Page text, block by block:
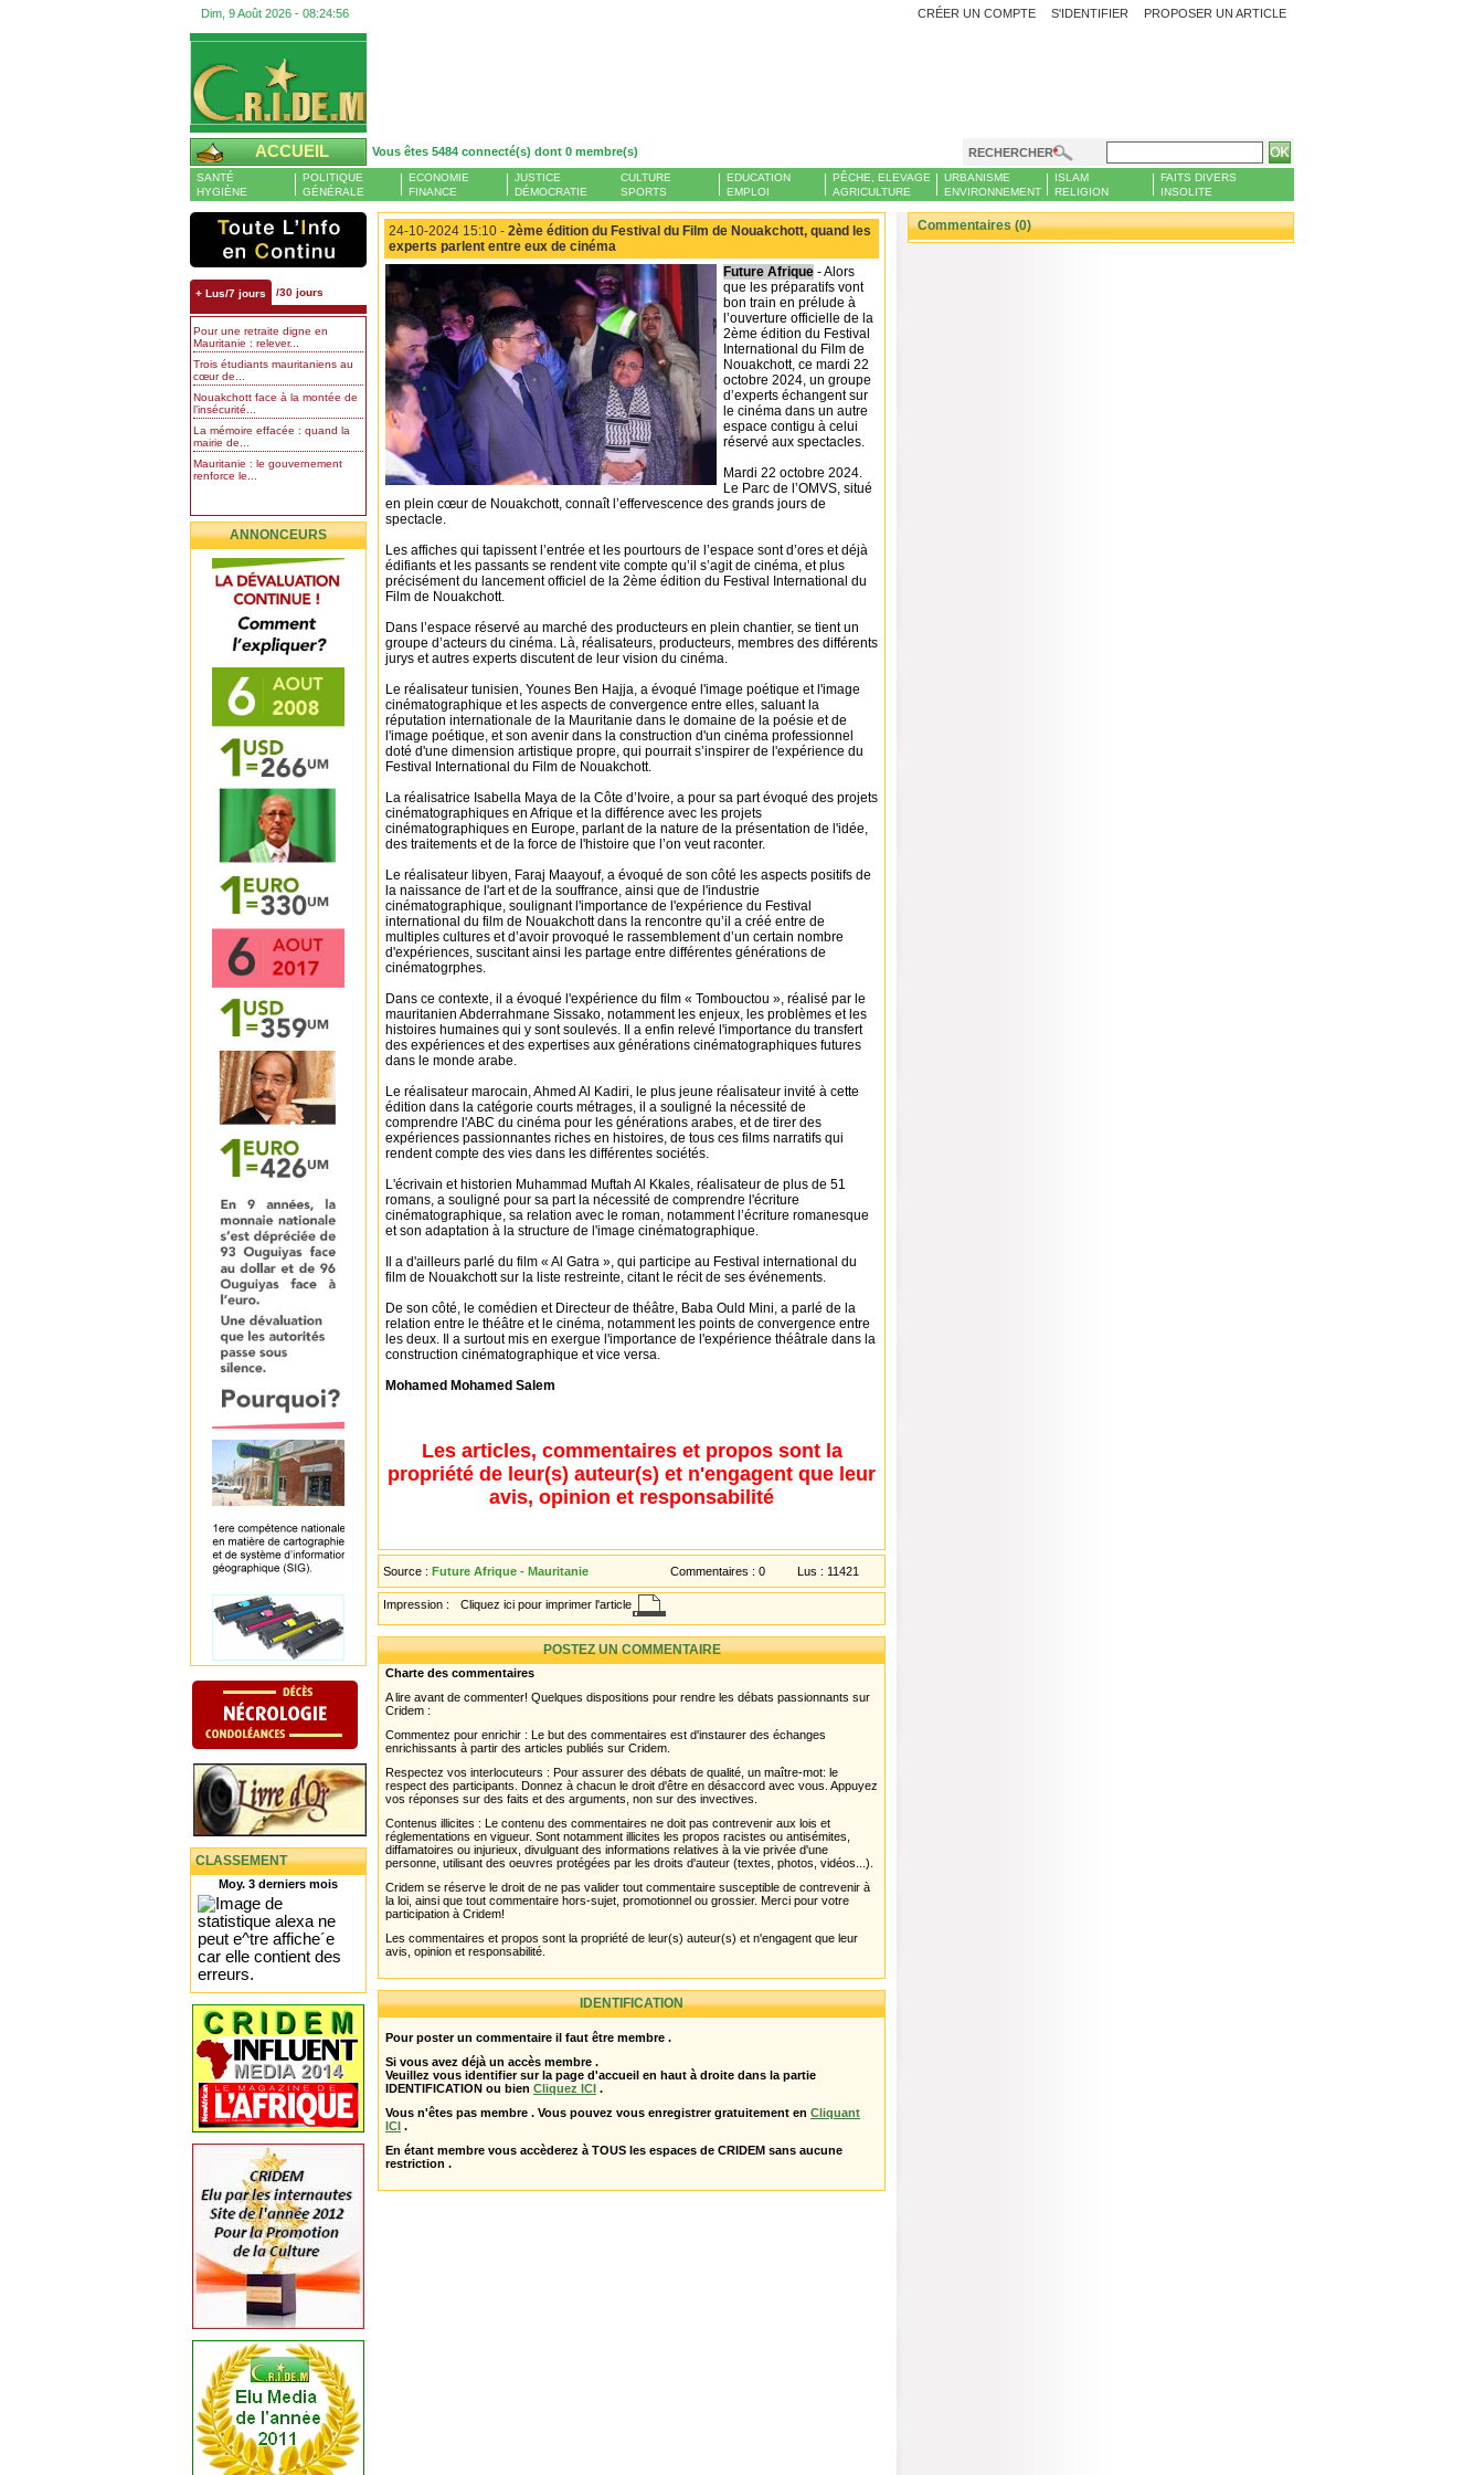
Dim, 9 Août 2026 - 08:24:57 PROPOSER UN ARTICLE
CRÉER UN COMPTE S'IDENTIFIER
ACCUEIL Vous êtes 5484 connecté(s) dont 0 membre(s) RECHERCHER
SANTÉ
HYGIÈNE
POLITIQUE
GÉNÉRALE
ECONOMIE
FINANCE
JUSTICE
DÉMOCRATIE
CULTURE
SPORTS
EDUCATION
EMPLOI
PÊCHE, ELEVAGE
AGRICULTURE
URBANISME
ENVIRONNEMENT
ISLAM
RELIGION
FAITS DIVERS
INSOLITE
+ Lus/7 jours /30 jours
Pour une retraite digne en
Mauritanie : relever...
Trois étudiants mauritaniens au
cœur de...
Nouakchott face à la montée de
l’insécurité...
La mémoire effacée : quand la
mairie de...
Mauritanie : le gouvernement
renforce le...
ANNONCEURS
CLASSEMENT
Moy. 3 derniers mois
24-10-2024 15:10 - 2ème édition du Festival du Film de Nouakchott, quand les
experts parlent entre eux de cinéma
Future Afrique - Alors
que les préparatifs vont
bon train en prélude à
l’ouverture officielle de la
2ème édition du Festival
International du Film de
Nouakchott, ce mardi 22
octobre 2024, un groupe
d’experts échangent sur
le cinéma dans un autre
espace contigu à celui
réservé aux spectacles.
Mardi 22 octobre 2024.
Le Parc de l’OMVS, situé
en plein cœur de Nouakchott, connaît l’effervescence des grands jours de
spectacle.
Les affiches qui tapissent l’entrée et les pourtours de l’espace sont d’ores et déjà
édifiants et les passants se rendent vite compte qu’il s’agit de cinéma, et plus
précisément du lancement officiel de la 2ème édition du Festival International du
Film de Nouakchott.
Dans l’espace réservé au marché des producteurs en plein chantier, se tient un
groupe d’acteurs du cinéma. Là, réalisateurs, producteurs, membres des différents
jurys et autres experts discutent de leur vision du cinéma.
Le réalisateur tunisien, Younes Ben Hajja, a évoqué l'image poétique et l'image
cinématographique et les aspects de convergence entre elles, saluant la
réputation internationale de la Mauritanie dans le domaine de la poésie et de
l'image poétique, et son avenir dans la construction d'un cinéma professionnel
doté d'une dimension artistique propre, qui pourrait s’inspirer de l'expérience du
Festival International du Film de Nouakchott.
La réalisatrice Isabella Maya de la Côte d’Ivoire, a pour sa part évoqué des projets
cinématographiques en Afrique et la différence avec les projets
cinématographiques en Europe, parlant de la nature de la présentation de l'idée,
des traitements et de la force de l'histoire que l’on veut raconter.
Le réalisateur libyen, Faraj Maayouf, a évoqué de son côté les aspects positifs de
la naissance de l'art et de la souffrance, ainsi que de l'industrie
cinématographique, soulignant l'importance de l'expérience du Festival
international du film de Nouakchott dans la rencontre qu’il a créé entre de
multiples cultures et d’avoir provoqué le rassemblement d’un certain nombre
d'expériences, suscitant ainsi les partage entre différentes générations de
cinématogrphes.
Dans ce contexte, il a évoqué l'expérience du film « Tombouctou », réalisé par le
mauritanien Abderrahmane Sissako, notamment les enjeux, les problèmes et les
histoires humaines qui y sont soulevés. Il a enfin relevé l'importance du transfert
des expériences et des expertises aux générations cinématographiques futures
dans le monde arabe.
Le réalisateur marocain, Ahmed Al Kadiri, le plus jeune réalisateur invité à cette
édition dans la catégorie courts métrages, il a souligné la nécessité de
comprendre l'ABC du cinéma pour les générations arabes, et de tirer des
expériences passionnantes riches en histoires, de tous ces films narratifs qui
rendent compte des vies dans les différentes sociétés.
L'écrivain et historien Muhammad Muftah Al Kkales, réalisateur de plus de 51
romans, a souligné pour sa part la nécessité de comprendre l'écriture
cinématographique, sa relation avec le roman, notamment l’écriture romanesque
et son adaptation à la structure de l'image cinématographique.
Il a d'ailleurs parlé du film « Al Gatra », qui participe au Festival international du
film de Nouakchott sur la liste restreinte, citant le récit de ses événements.
De son côté, le comédien et Directeur de théâtre, Baba Ould Mini, a parlé de la
relation entre le théâtre et le cinéma, notamment les points de convergence entre
les deux. Il a surtout mis en exergue l'importance de l'expérience théâtrale dans la
construction cinématographique et vice versa.
Mohamed Mohamed Salem
Les articles, commentaires et propos sont la
propriété de leur(s) auteur(s) et n'engagent que leur
avis, opinion et responsabilité
Source : Future Afrique - Mauritanie Commentaires : 0 Lus : 11421
Impression : Cliquez ici pour imprimer l'article
POSTEZ UN COMMENTAIRE
Charte des commentaires
A lire avant de commenter! Quelques dispositions pour rendre les débats passionnants sur
Cridem :
Commentez pour enrichir : Le but des commentaires est d'instaurer des échanges
enrichissants à partir des articles publiés sur Cridem.
Respectez vos interlocuteurs : Pour assurer des débats de qualité, un maître-mot: le
respect des participants. Donnez à chacun le droit d'être en désaccord avec vous. Appuyez
vos réponses sur des faits et des arguments, non sur des invectives.
Contenus illicites : Le contenu des commentaires ne doit pas contrevenir aux lois et
réglementations en vigueur. Sont notamment illicites les propos racistes ou antisémites,
diffamatoires ou injurieux, divulguant des informations relatives à la vie privée d'une
personne, utilisant des oeuvres protégées par les droits d'auteur (textes, photos, vidéos...).
Cridem se réserve le droit de ne pas valider tout commentaire susceptible de contrevenir à
la loi, ainsi que tout commentaire hors-sujet, promotionnel ou grossier. Merci pour votre
participation à Cridem!
Les commentaires et propos sont la propriété de leur(s) auteur(s) et n'engagent que leur
avis, opinion et responsabilité.
IDENTIFICATION
Pour poster un commentaire il faut être membre .
Si vous avez déjà un accès membre .
Veuillez vous identifier sur la page d'accueil en haut à droite dans la partie
IDENTIFICATION ou bien Cliquez ICI .
Vous n'êtes pas membre . Vous pouvez vous enregistrer gratuitement en Cliquant
ICI .
En étant membre vous accèderez à TOUS les espaces de CRIDEM sans aucune
restriction .
Commentaires (0)